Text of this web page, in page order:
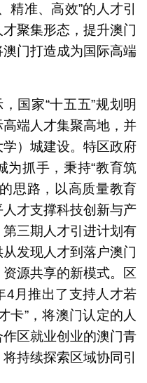
精准、高效”的人才引
聚集形态，提升澳门
门打造成为国际高端
国家“十五五”规划明
端人才集聚高地，并
）城建设。特区政府
为抓手，秉持“教育筑
思路，以高质量教育
才支撑科技创新与产
三期人才引进计划有
发现人才到落户澳门
源共享的新模式。区
4月推出了支持人才若
卡”，将澳门认定的人
区就业创业的澳门青
持续探索区域协同引